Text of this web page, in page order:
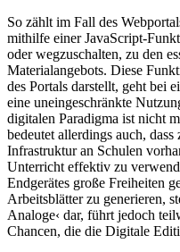
So zählt im Fall des
mithilfe einer JavaScript-
oder wegzuschalten, zu den
Materialangebots. Diese
des Portals darstellt, geht bei
eine uneingeschränkte
digitalen Paradigma ist nicht
bedeutet allerdings auch,
Infrastruktur an Schulen
Unterricht effektiv zu
Endgerätes große Freiheiten
Arbeitsblätter zu generieren,
Analoge‹ dar, führt jedoch
Chancen, die die Digitale